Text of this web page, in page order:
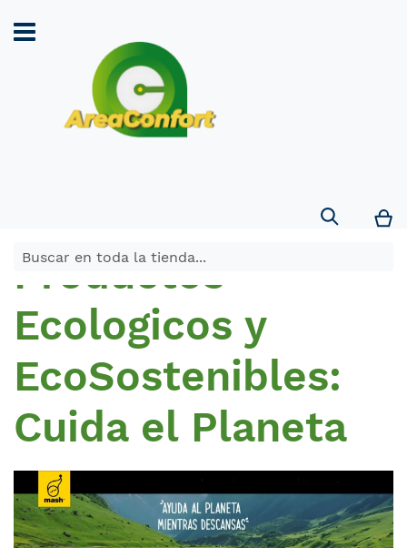
Search
Productos
Ecologicos y
EcoSostenibles:
Cuida el Planeta